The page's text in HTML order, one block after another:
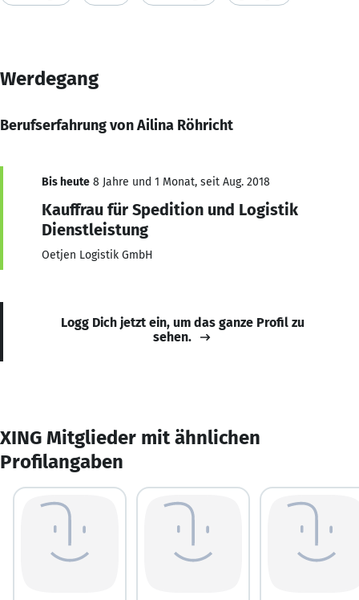
Werdegang
Berufserfahrung von Ailina Röhricht
Bis heute 8 Jahre und 1 Monat, seit Aug. 2018
Kauffrau für Spedition und Logistik
Dienstleistung
Oetjen Logistik GmbH
Logg Dich jetzt ein, um das ganze Profil zu
sehen.
XING Mitglieder mit ähnlichen
Profilangaben